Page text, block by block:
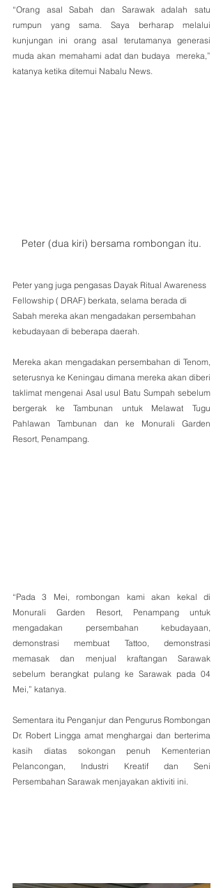
“Orang asal Sabah dan Sarawak adalah satu
rumpun yang sama. Saya berharap melalui
kunjungan ini orang asal terutamanya generasi
muda akan memahami adat dan budaya  mereka,”
katanya ketika ditemui Nabalu News.
Peter (dua kiri) bersama rombongan itu.
Peter yang juga pengasas Dayak Ritual Awareness
Fellowship ( DRAF) berkata, selama berada di
Sabah mereka akan mengadakan persembahan
kebudayaan di beberapa daerah.
Mereka akan mengadakan persembahan di Tenom,
seterusnya ke Keningau dimana mereka akan diberi
taklimat mengenai Asal usul Batu Sumpah sebelum
bergerak ke Tambunan untuk Melawat Tugu
Pahlawan Tambunan dan ke Monurali Garden
Resort, Penampang.
“Pada 3 Mei, rombongan kami akan kekal di
Monurali Garden Resort, Penampang untuk
mengadakan persembahan kebudayaan,
demonstrasi membuat Tattoo, demonstrasi
memasak dan menjual kraftangan Sarawak
sebelum berangkat pulang ke Sarawak pada 04
Mei,” katanya.
Sementara itu Penganjur dan Pengurus Rombongan
Dr. Robert Lingga amat menghargai dan berterima
kasih diatas sokongan penuh Kementerian
Pelancongan, Industri Kreatif dan Seni
Persembahan Sarawak menjayakan aktiviti ini.